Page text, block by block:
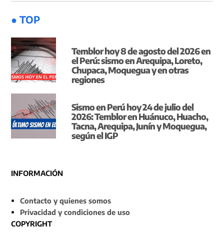
● TOP
Temblor hoy 8 de agosto del 2026 en
el Perú: sismo en Arequipa, Loreto,
Chupaca, Moquegua y en otras
regiones
Sismo en Perú hoy 24 de julio del
2026: Temblor en Huánuco, Huacho,
Tacna, Arequipa, Junín y Moquegua,
según el IGP
INFORMACIÓN
Contacto y quienes somos
Privacidad y condiciones de uso
COPYRIGHT